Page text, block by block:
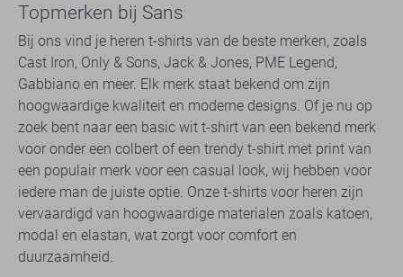
Topmerken bij Sans
Bij ons vind je heren t-shirts van de beste merken, zoals
Cast Iron, Only & Sons, Jack & Jones, PME Legend,
Gabbiano en meer. Elk merk staat bekend om zijn
hoogwaardige kwaliteit en moderne designs. Of je nu op
zoek bent naar een basic wit t-shirt van een bekend merk
voor onder een colbert of een trendy t-shirt met print van
een populair merk voor een casual look, wij hebben voor
iedere man de juiste optie. Onze t-shirts voor heren zijn
vervaardigd van hoogwaardige materialen zoals katoen,
modal en elastan, wat zorgt voor comfort en
duurzaamheid.